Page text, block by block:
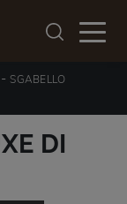
- SGABELLO
DI